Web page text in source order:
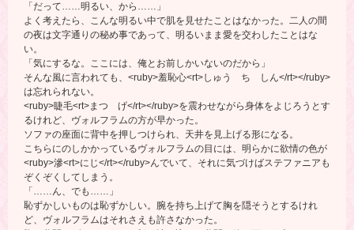
「だって……明るい、から……」
よく考えたら、こんな明るい中で肌を見せたことはなかった。二人の間
の夜は文字通りの秘め事であって、明るいまま愛を交わしたことはな
い。
「気にするな。ここには、俺とお前しかいないのだから」
そんな風に言われても、<ruby>羞恥心<rt>しゅう ち しん</rt></ruby>
は忘れられない。
<ruby>睫毛<rt>まつ げ</rt></ruby>を震わせながら身体をよじろうとす
るけれど、ヴォルフラムの方が早かった。
ソファの座面に背中を押しつけられ、天井を見上げる形になる。
こちらにのしかかっているヴォルフラムの目には、明らかに欲情の色が
<ruby>滲<rt>にじ</rt></ruby>んでいて、それに気づけばステファニアも
ぞくぞくしてしまう。
「……ん、でも……」
恥ずかしいものは恥ずかしい。腕を持ち上げて胸を隠そうとするけれ
ど、ヴォルフラムはそれさえも許さなかった。